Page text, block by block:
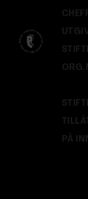
PÅ